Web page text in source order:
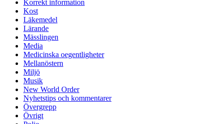
Korrekt information
Kost
Läkemedel
Lärande
Mässlingen
Media
Medicinska oegentligheter
Mellanöstern
Miljö
Musik
New World Order
Nyhetstips och kommentarer
Övergrepp
Övrigt